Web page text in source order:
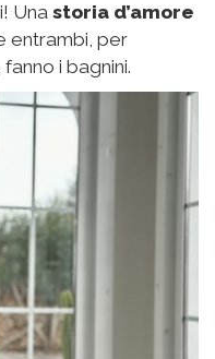
Una storia d’amore
entrambi, per
i bagnini.